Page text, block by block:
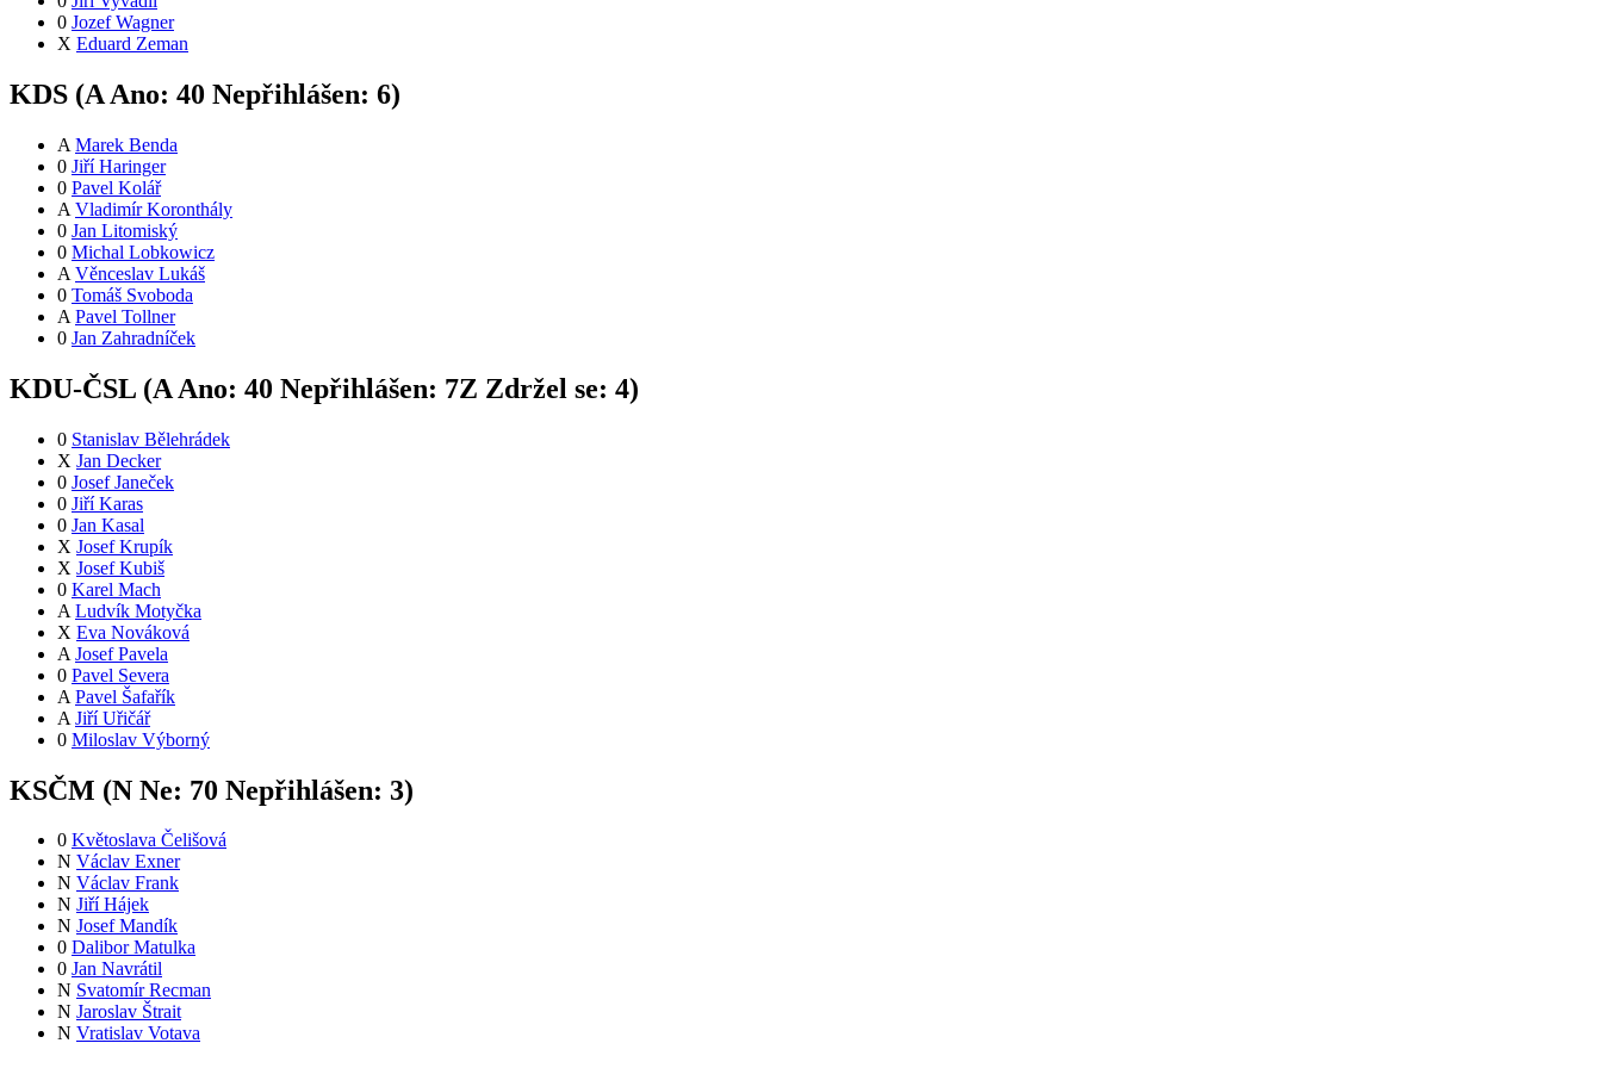
0 Jozef Wagner
X Eduard Zeman
KDS (A Ano: 40 Nepřihlášen: 6)
A Marek Benda
0 Jiří Haringer
0 Pavel Kolář
A Vladimír Koronthály
0 Jan Litomiský
0 Michal Lobkowicz
A Věnceslav Lukáš
0 Tomáš Svoboda
A Pavel Tollner
0 Jan Zahradníček
KDU-ČSL (A Ano: 40 Nepřihlášen: 7Z Zdržel se: 4)
0 Stanislav Bělehrádek
X Jan Decker
0 Josef Janeček
0 Jiří Karas
0 Jan Kasal
X Josef Krupík
X Josef Kubiš
0 Karel Mach
A Ludvík Motyčka
X Eva Nováková
A Josef Pavela
0 Pavel Severa
A Pavel Šafařík
A Jiří Uřičář
0 Miloslav Výborný
KSČM (N Ne: 70 Nepřihlášen: 3)
0 Květoslava Čelišová
N Václav Exner
N Václav Frank
N Jiří Hájek
N Josef Mandík
0 Dalibor Matulka
0 Jan Navrátil
N Svatomír Recman
N Jaroslav Štrait
N Vratislav Votava